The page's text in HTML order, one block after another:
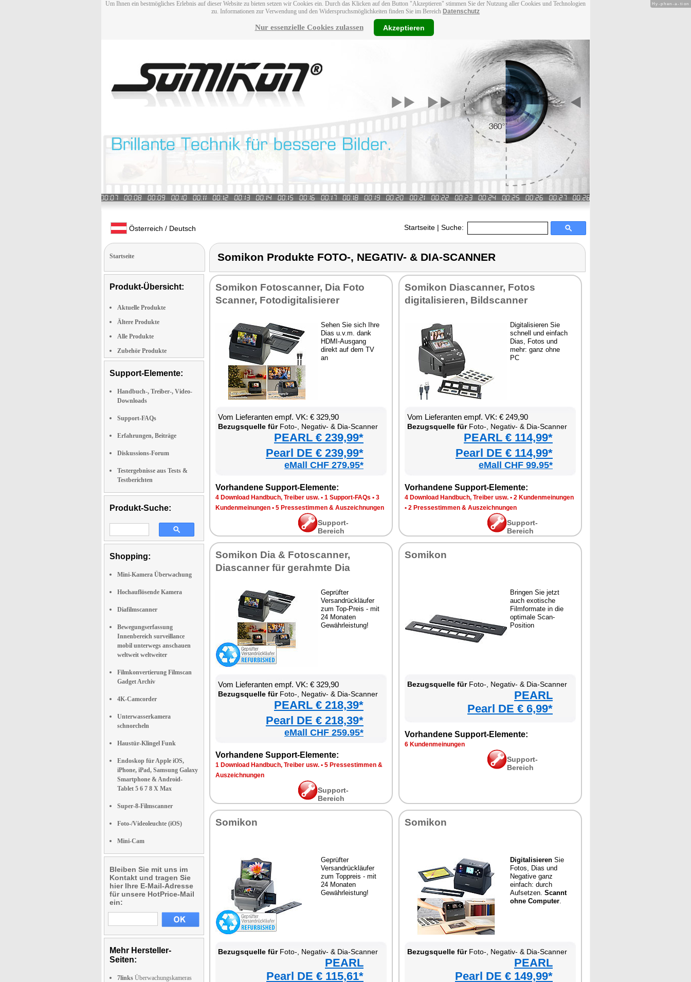
Um Ihnen ein bestmögliches Erlebnis auf dieser Website zu bieten setzen wir Cookies ein. Durch das Klicken auf den Button "Akzeptieren" stimmen Sie der Nutzung aller Cookies und Technologien
zu. Informationen zur Verwendung und den Widerspruchsmöglichkeiten finden Sie im Bereich Datenschutz
Nur essenzielle Cookies zulassen Akzeptieren
Österreich / Deutsch Startseite | Suche:
Startseite
Produkt-Übersicht:
Aktuelle Produkte
Ältere Produkte
Alle Produkte
Zubehör Produkte
Support-Elemente:
Handbuch-, Treiber-, Video-
Downloads
Support-FAQs
Erfahrungen, Beiträge
Diskussions-Forum
Testergebnisse aus Tests &
Testberichten
Produkt-Suche:
Shopping:
Mini-Kamera Überwachung
Hochauflösende Kamera
Diafilmscanner
Bewegungserfassung
Innenbereich surveillance
mobil unterwegs anschauen
weltweit weltweiter
Filmkonvertierung Filmscan
Gadget Archiv
4K-Camcorder
Unterwasserkamera
schnorcheln
Haustür-Klingel Funk
Endoskop für Apple iOS,
iPhone, iPad, Samsung Galaxy
Smartphone & Android-
Tablet 5 6 7 8 X Max
Super-8-Filmscanner
Foto-/Videoleuchte (iOS)
Mini-Cam
Bleiben Sie mit uns im
Kontakt und tragen Sie
hier Ihre E-Mail-Adresse
für unsere HotPrice-Mail
ein:
Mehr Hersteller-
Seiten:
7links Überwachungskameras
Somikon Produkte FOTO-, NEGATIV- & DIA-SCANNER
Somikon Fotoscanner, Dia Foto
Scanner, Fotodigitalisierer
Sehen Sie sich Ihre
Dias u.v.m. dank
HDMI-Ausgang
direkt auf dem TV
an
Vom Lieferanten empf. VK: € 329,90
Bezugsquelle fürFoto-, Negativ- & Dia-Scanner
PEARL € 239,99*
Pearl DE € 239,99*
eMall CHF 279.95*
Vorhandene Support-Elemente:
4 Download Handbuch, Treiber usw. • 1 Support-FAQs • 3
Kundenmeinungen • 5 Pressestimmen & Auszeichnungen
Support-
Bereich
Somikon Diascanner, Fotos
digitalisieren, Bildscanner
Digitalisieren Sie
schnell und einfach
Dias, Fotos und
mehr: ganz ohne
PC
Vom Lieferanten empf. VK: € 249,90
Bezugsquelle fürFoto-, Negativ- & Dia-Scanner
PEARL € 114,99*
Pearl DE € 114,99*
eMall CHF 99.95*
Vorhandene Support-Elemente:
4 Download Handbuch, Treiber usw. • 2 Kundenmeinungen
• 2 Pressestimmen & Auszeichnungen
Support-
Bereich
Somikon Dia & Fotoscanner,
Diascanner für gerahmte Dia
Geprüfter
Versandrückläufer
zum Top-Preis - mit
24 Monaten
Gewährleistung!
Vom Lieferanten empf. VK: € 329,90
Bezugsquelle fürFoto-, Negativ- & Dia-Scanner
PEARL € 218,39*
Pearl DE € 218,39*
eMall CHF 259.95*
Vorhandene Support-Elemente:
1 Download Handbuch, Treiber usw. • 5 Pressestimmen &
Auszeichnungen
Support-
Bereich
Somikon
Bringen Sie jetzt
auch exotische
Filmformate in die
optimale Scan-
Position
Bezugsquelle fürFoto-, Negativ- & Dia-Scanner
PEARL
Pearl DE € 6,99*
Vorhandene Support-Elemente:
6 Kundenmeinungen
Support-
Bereich
Somikon
Geprüfter
Versandrückläufer
zum Toppreis - mit
24 Monaten
Gewährleistung!
Bezugsquelle fürFoto-, Negativ- & Dia-Scanner
PEARL
Pearl DE € 115,61*
Somikon
Digitalisieren Sie
Fotos, Dias und
Negative ganz
einfach: durch
Aufsetzen. Scannt
ohne Computer.
Bezugsquelle fürFoto-, Negativ- & Dia-Scanner
PEARL
Pearl DE € 149,99*
Hy-phen-a-tion